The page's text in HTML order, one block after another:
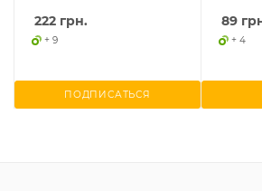
222 грн.
+ 9
ПОДПИСАТЬСЯ
89
+ 4